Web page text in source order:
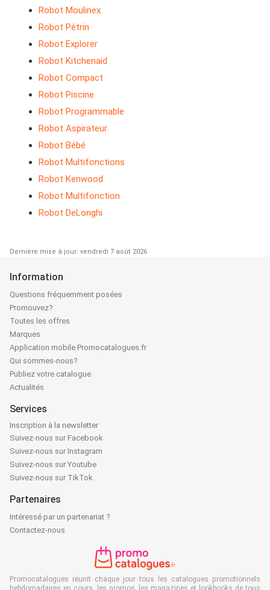
Robot Moulinex
Robot Pétrin
Robot Explorer
Robot Kitchenaid
Robot Compact
Robot Piscine
Robot Programmable
Robot Aspirateur
Robot Bébé
Robot Multifonctions
Robot Kenwood
Robot Multifonction
Robot DeLonghi
Dernière mise à jour: vendredi 7 août 2026
Information
Questions fréquemment posées
Promouvez?
Toutes les offres
Marques
Application mobile Promocatalogues.fr
Qui sommes-nous?
Publiez votre catalogue
Actualités
Services
Inscription à la newsletter
Suivez-nous sur Facebook
Suivez-nous sur Instagram
Suivez-nous sur Youtube
Suivez-nous sur TikTok
Partenaires
Intéressé par un partenariat ?
Contactez-nous
Promocatalogues réunit chaque jour tous les catalogues promotionnels
hebdomadaires en cours, les promos, les magazines et lookbooks de tous